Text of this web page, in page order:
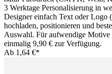
3 Werktage Personalisierung in
Designer einfach Text oder
hochladen, positionieren und
Auswahl. Für aufwendige Motive
einmalig 9,90 € zur Verfügung.
Ab 1,64 €*